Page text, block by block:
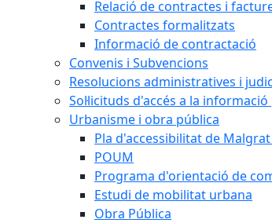
Relació de contractes i
Contractes formalitzats
Informació de contractació
Convenis i Subvencions
Resolucions administratives i
Sol·licituds d'accés a la
Urbanisme i obra pública
Pla d'accessibilitat de
POUM
Programa d'orientació de
Estudi de mobilitat urbana
Obra Pública